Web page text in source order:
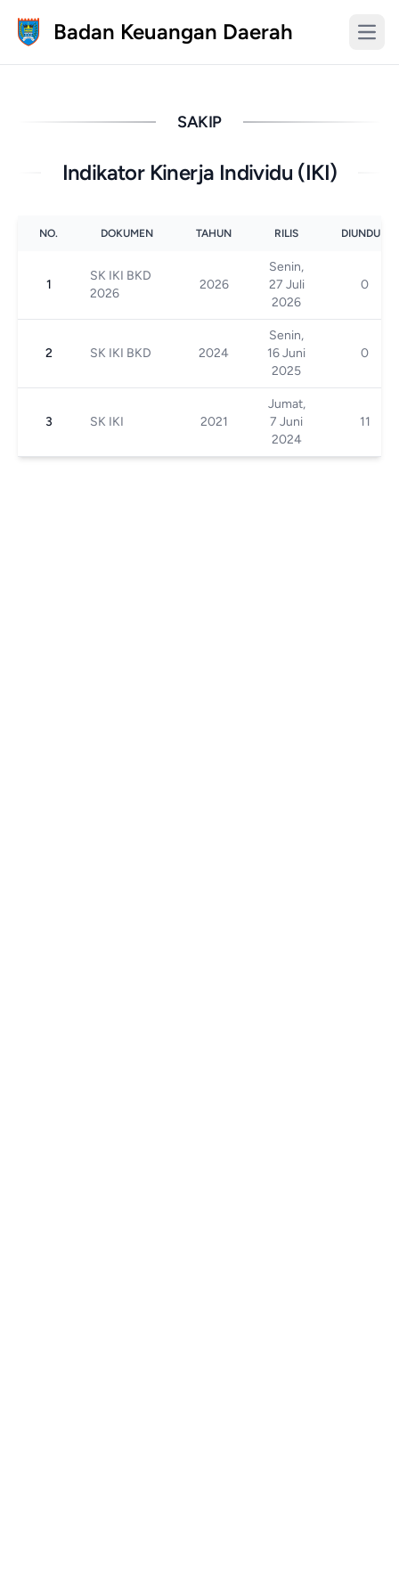
Badan Keuangan Daerah
SAKIP
Indikator Kinerja Individu (IKI)
NO. DOKUMEN TAHUN RILIS DIUNDUH
1
SK IKI BKD
2026
2026
Senin,
27 Juli
2026
0
2 SK IKI BKD 2024
Senin,
16 Juni
2025
0
3 SK IKI 2021
Jumat,
7 Juni
2024
11